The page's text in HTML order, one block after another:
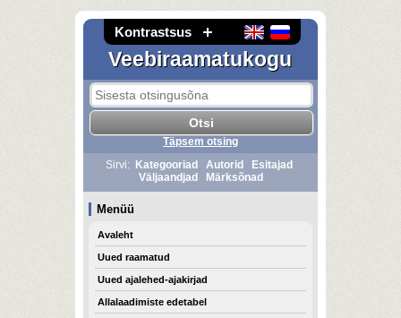
Kontrastsus
Veebiraamatukogu
Täpsem otsing
Sirvi:
Kategooriad Autorid
Esitajad
Väljaandjad
Märksõnad
Menüü
Avaleht
Uued raamatud
Uued ajalehed-ajakirjad
Allalaadimiste edetabel